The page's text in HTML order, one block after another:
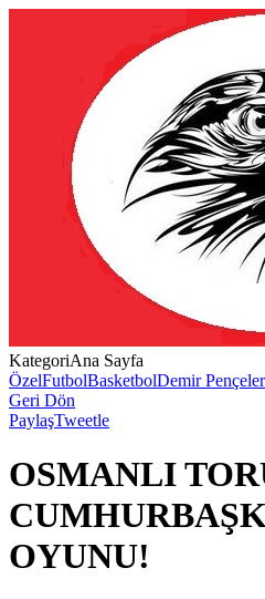
KategoriAna Sayfa
ÖzelFutbolBasketbolDemir Pençeler
Geri Dön
PaylaşTweetle
OSMANLI
OYUNU!